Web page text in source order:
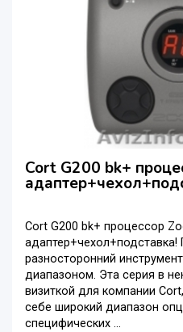
Cort G200 bk+
Cort G200 bk+ процессор
адаптер+чехол+подставка!
разносторонний
диапазоном. Эта серия в
визиткой для компании
себе широкий диапазон
специфических ...